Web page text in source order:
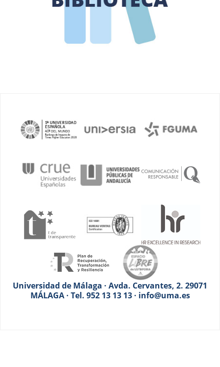
Universidad de Málaga · Avda. Cervantes, 2. 29071
MÁLAGA · Tel. 952 13 13 13 · info@uma.es